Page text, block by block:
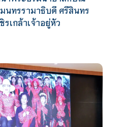
นทรรามาธิบดี ศรีสินทร
เกล้าเจ้าอยู่หัว